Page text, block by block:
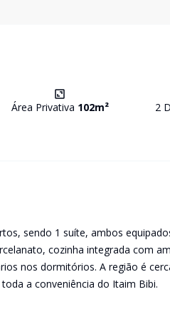
Área Privativa 102m² 2
sendo 1 suíte, ambos
cozinha integrada com
nos dormitórios. A região é
a conveniência do Itaim Bibi.